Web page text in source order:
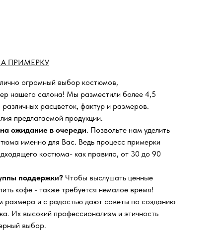
ПРИМЕРКУ
огромный выбор костюмов,
нашего салона! Мы разместили более 4,5
расцветок, фактур и размеров.
предлагаемой продукции.
ожидание в очереди. Позвольте нам уделить
именно для Вас. Ведь процесс примерки
костюма- как правило, от 30 до 90
поддержки? Чтобы выслушать ценные
кофе - также требуется немалое время!
размера и с радостью дают советы по созданию
Их высокий профессионализм и этичность
выбор.